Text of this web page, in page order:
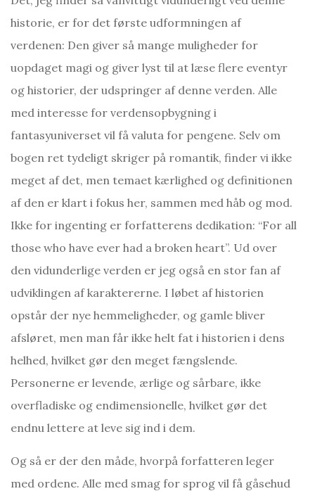
historie, er for det første udformningen af
verdenen: Den giver så mange muligheder for
uopdaget magi og giver lyst til at læse flere eventyr
og historier, der udspringer af denne verden. Alle
med interesse for verdensopbygning i
fantasyuniverset vil få valuta for pengene. Selv om
bogen ret tydeligt skriger på romantik, finder vi ikke
meget af det, men temaet kærlighed og definitionen
af den er klart i fokus her, sammen med håb og mod.
Ikke for ingenting er forfatterens dedikation: “For all
those who have ever had a broken heart”. Ud over
den vidunderlige verden er jeg også en stor fan af
udviklingen af karaktererne. I løbet af historien
opstår der nye hemmeligheder, og gamle bliver
afsløret, men man får ikke helt fat i historien i dens
helhed, hvilket gør den meget fængslende.
Personerne er levende, ærlige og sårbare, ikke
overfladiske og endimensionelle, hvilket gør det
endnu lettere at leve sig ind i dem.
Og så er der den måde, hvorpå forfatteren leger
med ordene. Alle med smag for sprog vil få gåsehud